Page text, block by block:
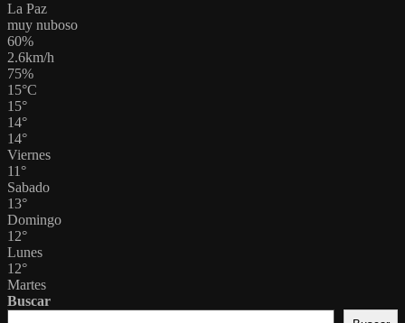
La Paz
muy nuboso
60%
2.6km/h
75%
15°C
15°
14°
14°
Viernes
11°
Sabado
13°
Domingo
12°
Lunes
12°
Martes
Buscar